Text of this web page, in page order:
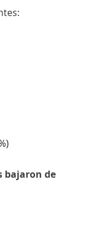
bajaron de